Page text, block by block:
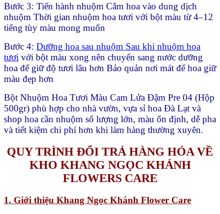
Bước 3: Tiến hành nhuộm Cắm hoa vào dung dịch
nhuộm Thời gian nhuộm hoa tươi với bột màu từ 4–12
tiếng tùy màu mong muốn
Bước 4: Dưỡng hoa sau nhuộm Sau khi nhuộm hoa
tươi với bột màu xong nên chuyển sang nước dưỡng
hoa để giữ độ tươi lâu hơn Bảo quản nơi mát để hoa giữ
màu đẹp hơn
Bột Nhuộm Hoa Tươi Màu Cam Lửa Đậm Pre 04 (Hộp
500gr) phù hợp cho nhà vườn, vựa sỉ hoa Đà Lạt và
shop hoa cần nhuộm số lượng lớn, màu ổn định, dễ pha
và tiết kiệm chi phí hơn khi làm hàng thường xuyên.
QUY TRÌNH ĐỔI TRẢ HÀNG HÓA VỀ
KHO KHANG NGỌC KHÁNH
FLOWERS CARE
1. Giới thiệu Khang Ngọc Khánh Flower Care